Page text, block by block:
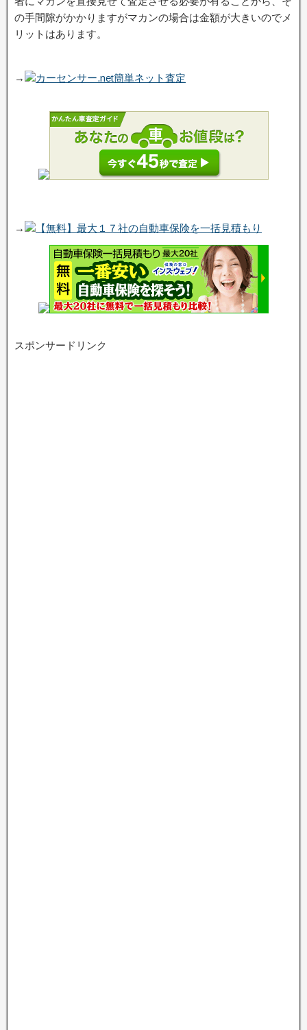
の手間隙がかかりますがマカンの場合は金額が大きいのでメ
リットはあります。
→ カーセンサー.net簡単ネット査定
→ 【無料】最大１７社の自動車保険を一括見積もり
スポンサードリンク